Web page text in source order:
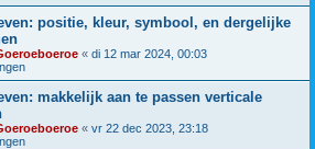
positie, kleur, symbool, en dergelijke
« di 12 mar 2024, 00:03
makkelijk aan te passen verticale
« vr 22 dec 2023, 23:18